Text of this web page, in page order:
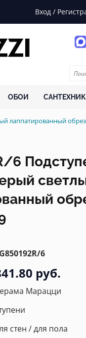
Вход /
ОБОИ
лаппатированный
6
6
руб.
Марацци
стен / для пола